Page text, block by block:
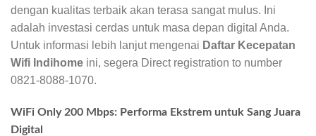
dengan kualitas terbaik akan terasa sangat mulus. Ini
adalah investasi cerdas untuk masa depan digital Anda.
Untuk informasi lebih lanjut mengenai Daftar Kecepatan
Wifi Indihome ini, segera Direct registration to number
0821-8088-1070.
WiFi Only 200 Mbps: Performa Ekstrem untuk Sang Juara
Digital